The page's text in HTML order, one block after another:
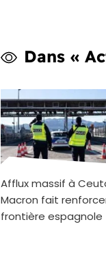
Dans «
Afflux massif à
Macron fait
frontière espagnole